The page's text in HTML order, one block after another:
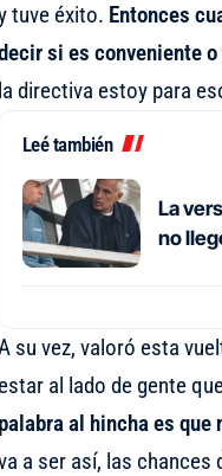
tuve éxito. Entonces
si es conveniente o
la directiva estoy para
Leé también
La
no
su vez, valoró esta
estar al lado de gente
palabra al hincha es
a ser así, las